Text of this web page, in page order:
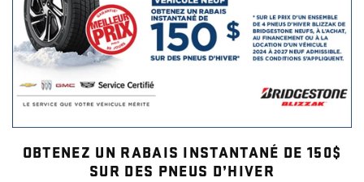
OBTENEZ UN RABAIS INSTANTANÉ DE 150$
SUR DES PNEUS D’HIVER